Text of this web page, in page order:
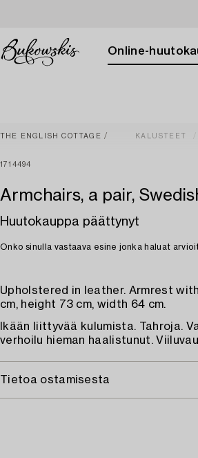
Online-
THE ENGLISH COTTAGE KALUSTEET
1714494
Armchairs, a pair,
Huutokauppa päättynyt
Onko sinulla vastaava esine jonka haluat
Upholstered in leather. Armrest
cm, height 73 cm, width 64 cm.
Ikään liittyvää kulumista. Tahroja.
verhoilu hieman haalistunut.
Tietoa ostamisesta